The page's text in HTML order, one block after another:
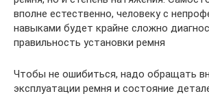
вполне естественно, человеку с
навыками будет крайне сложно
правильность установки ремня
Чтобы не ошибиться, надо обращать
эксплуатации ремня и состояние